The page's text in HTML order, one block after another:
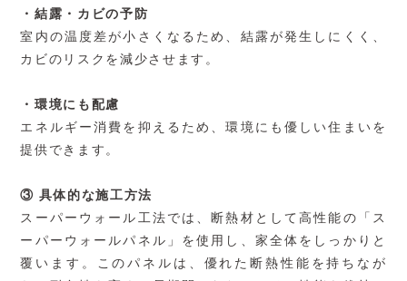
・結露・カビの予防
室内の温度差が小さくなるため、結露が発生しにくく、
カビのリスクを減少させます。
・環境にも配慮
エネルギー消費を抑えるため、環境にも優しい住まいを
提供できます。
③ 具体的な施工方法
スーパーウォール工法では、断熱材として高性能の「ス
ーパーウォールパネル」を使用し、家全体をしっかりと
覆います。このパネルは、優れた断熱性能を持ちなが